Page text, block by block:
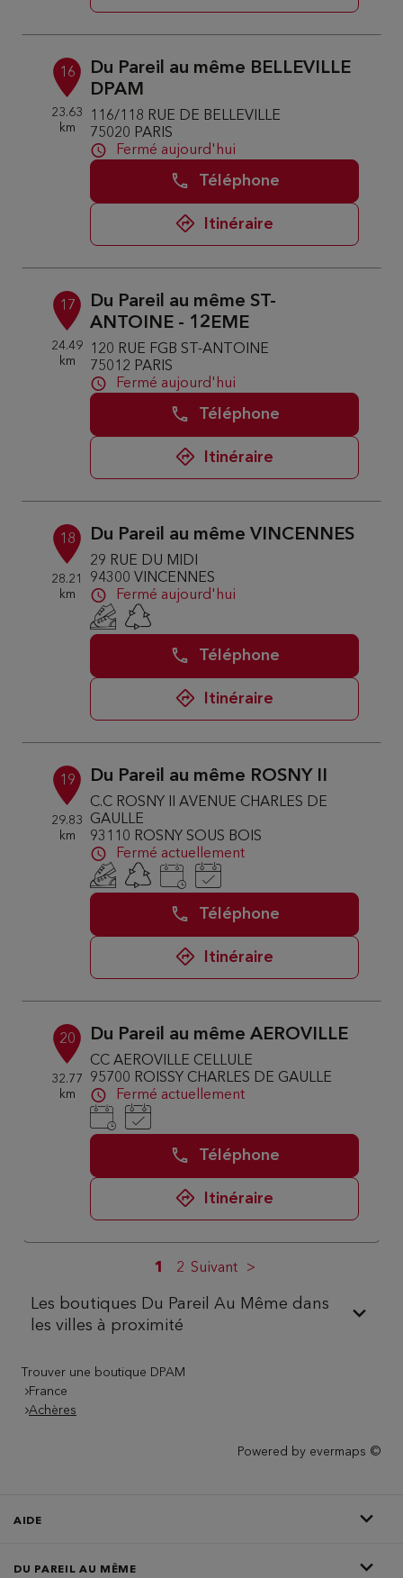
16
23.63
km
Du Pareil au même BELLEVILLE
DPAM
116/118 RUE DE BELLEVILLE
75020 PARIS
Fermé aujourd'hui
Téléphone
Itinéraire
17
24.49
km
Du Pareil au même ST-
ANTOINE - 12EME
120 RUE FGB ST-ANTOINE
75012 PARIS
Fermé aujourd'hui
Téléphone
Itinéraire
18
28.21
km
Du Pareil au même VINCENNES
29 RUE DU MIDI
94300 VINCENNES
Fermé aujourd'hui
Téléphone
Itinéraire
19
29.83
km
Du Pareil au même ROSNY II
C.C ROSNY II AVENUE CHARLES DE
GAULLE
93110 ROSNY SOUS BOIS
Fermé actuellement
Téléphone
Itinéraire
20
32.77
km
Du Pareil au même AEROVILLE
CC AEROVILLE CELLULE
95700 ROISSY CHARLES DE GAULLE
Fermé actuellement
Téléphone
Itinéraire
1 2 Suivant
Les boutiques Du Pareil Au Même dans
les villes à proximité
Trouver une boutique DPAM
France
Achères
Powered by evermaps ©
AIDE
DU PAREIL AU MÊME